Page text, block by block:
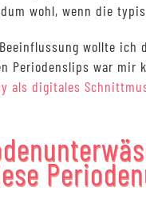
wohl, wenn die
wollte
Periodenslips war
als digitales